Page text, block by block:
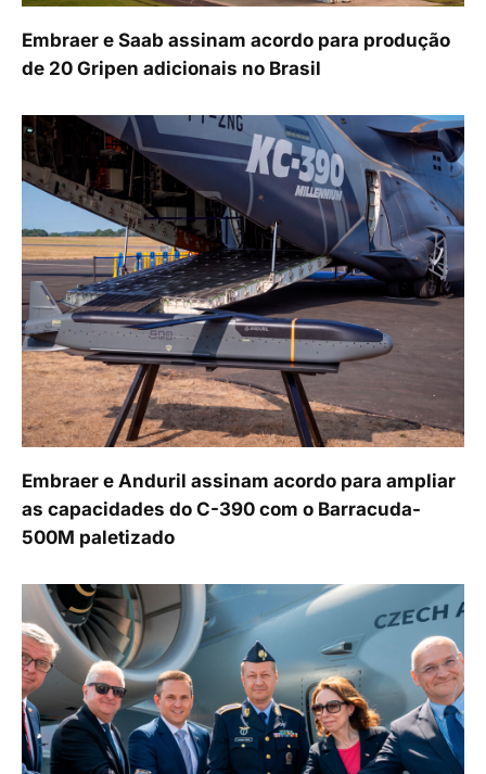
Embraer e Saab assinam acordo para produção
de 20 Gripen adicionais no Brasil
Embraer e Anduril assinam acordo para ampliar
as capacidades do C-390 com o Barracuda-
500M paletizado